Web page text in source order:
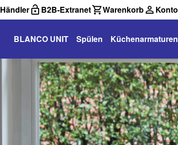
Händler B2B-Extranet Warenkorb Konto
BLANCO UNIT Spülen Küchenarmaturen